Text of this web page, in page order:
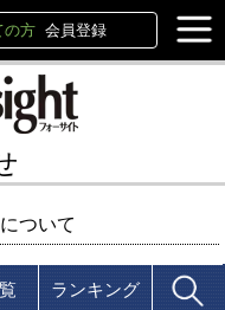
の方 会員登録
ついて
ランキング